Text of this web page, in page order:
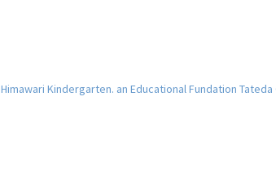
Kindergarten. an Educational Fundation